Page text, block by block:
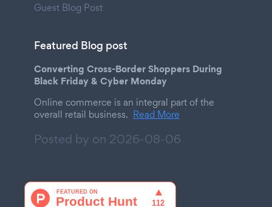
Guest Blog Post
Featured Blog post
Converting Cross-Border Shoppers During
Black Friday & Cyber Monday
Online commerce is an integral part of the
overall retail business. Read More
Posted by on 2026-08-06